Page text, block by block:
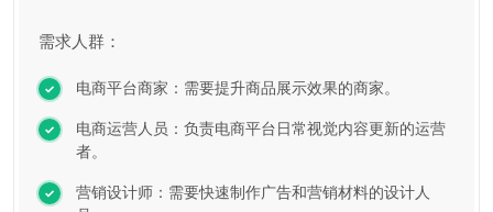
需求人群：
电商平台商家：需要提升商品展示效果的商家。
电商运营人员：负责电商平台日常视觉内容更新的运营
者。
营销设计师：需要快速制作广告和营销材料的设计人